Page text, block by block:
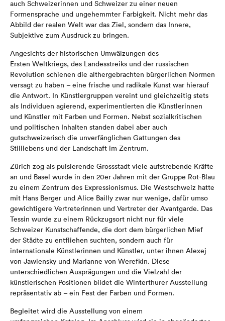
auch Schweizerinnen und Schweizer zu einer neuen
Formensprache und ungehemmter Farbigkeit. Nicht mehr das
Abbild der realen Welt war das Ziel, sondern das Innere,
Subjektive zum Ausdruck zu bringen.
Angesichts der historischen Umwälzungen des
Ersten Weltkriegs, des Landesstreiks und der russischen
Revolution schienen die althergebrachten bürgerlichen Normen
versagt zu haben – eine frische und radikale Kunst war hierauf
die Antwort. In Künstlergruppen vereint und gleichzeitig stets
als Individuen agierend, experimentierten die Künstlerinnen
und Künstler mit Farben und Formen. Nebst sozialkritischen
und politischen Inhalten standen dabei aber auch
gutschweizerisch die unverfänglichen Gattungen des
Stilllebens und der Landschaft im Zentrum.
Zürich zog als pulsierende Grossstadt viele aufstrebende Kräfte
an und Basel wurde in den 20er Jahren mit der Gruppe Rot-Blau
zu einem Zentrum des Expressionismus. Die Westschweiz hatte
mit Hans Berger und Alice Bailly zwar nur wenige, dafür umso
gewichtigere Vertreterinnen und Vertreter der Avantgarde. Das
Tessin wurde zu einem Rückzugsort nicht nur für viele
Schweizer Kunstschaffende, die dort dem bürgerlichen Mief
der Städte zu entfliehen suchten, sondern auch für
internationale Künstlerinnen und Künstler, unter ihnen Alexej
von Jawlensky und Marianne von Werefkin. Diese
unterschiedlichen Ausprägungen und die Vielzahl der
künstlerischen Positionen bildet die Winterthurer Ausstellung
repräsentativ ab – ein Fest der Farben und Formen.
Begleitet wird die Ausstellung von einem